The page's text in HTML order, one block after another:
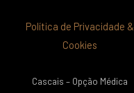
Política de Privacidade &
Cookies
Cascais – Opção Médica